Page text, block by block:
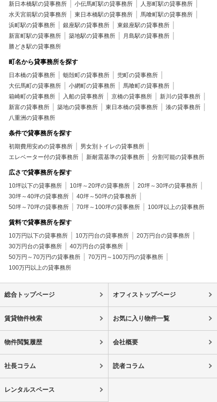
新日本橋駅の貸事務所
小伝馬町駅の貸事務所
人形町駅の貸事務所
水天宮前駅の貸事務所
東日本橋駅の貸事務所
馬喰町駅の貸事務所
浜町駅の貸事務所
銀座駅の貸事務所
東銀座駅の貸事務所
新富町駅の貸事務所
築地駅の貸事務所
月島駅の貸事務所
勝どき駅の貸事務所
町名から貸事務所を探す
日本橋の貸事務所 蛎殻町の貸事務所
兜町の貸事務所
大伝馬町の貸事務所
小網町の貸事務所
馬喰町の貸事務所
箱崎町の貸事務所
入船の貸事務所 京橋の貸事務所
新川の貸事務所
新富の貸事務所
築地の貸事務所 東日本橋の貸事務所
湊の貸事務所
八重洲の貸事務所
条件で貸事務所を探す
初期費用安めの貸事務所
男女別トイレの貸事務所
エレベーター付の貸事務所
新耐震基準の貸事務所 分割可能の貸事務所
広さで貸事務所を探す
10坪以下の貸事務所 10坪～20坪の貸事務所
20坪～30坪の貸事務所
30坪～40坪の貸事務所
40坪～50坪の貸事務所
50坪～70坪の貸事務所
70坪～100坪の貸事務所 100坪以上の貸事務所
賃料で貸事務所を探す
10万円以下の貸事務所 10万円台の貸事務所
20万円台の貸事務所
30万円台の貸事務所
40万円台の貸事務所
50万円～70万円の貸事務所
70万円～100万円の貸事務所
100万円以上の貸事務所
総合トップページ オフィストップページ
賃貸物件検索 お気に入り物件一覧
物件閲覧履歴 会社概要
社長コラム 読者コラム
レンタルスペース